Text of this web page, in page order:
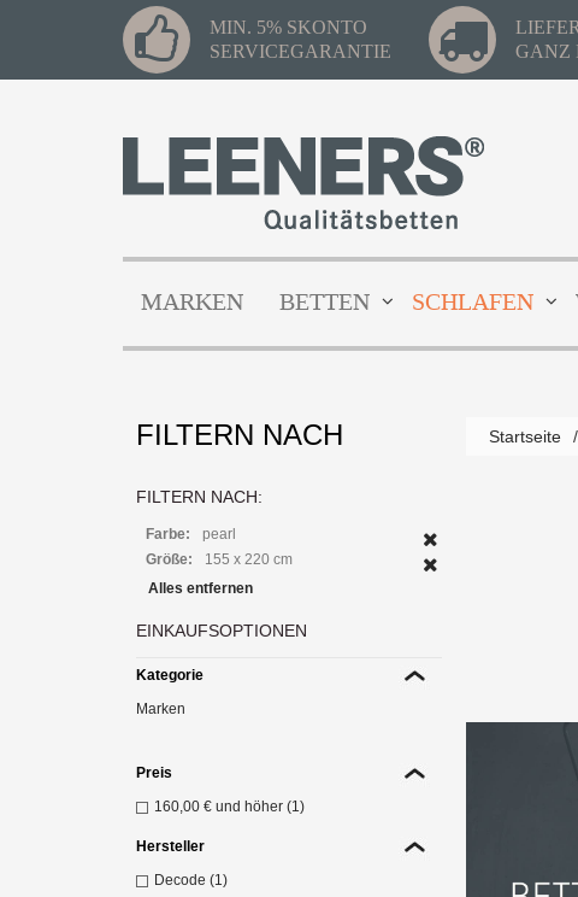
MIN. 5% SKONTO
SERVICEGARANTIE
GANZ
MARKEN BETTEN SCHLAFEN
Startseite /
FILTERN NACH
FILTERN NACH:
Farbe:
pearl
Größe:
155 x 220 cm
Alles entfernen
EINKAUFSOPTIONEN
Kategorie
Marken
Preis
160,00 € und höher (1)
Hersteller
Decode (1)